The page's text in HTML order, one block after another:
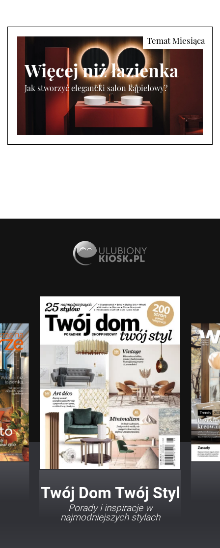
Więcej niż łazienka
Jak stworzyć elegancki salon kąpielowy?
Twój Dom Twój Styl
Porady i inspiracje w
najmodniejszych stylach